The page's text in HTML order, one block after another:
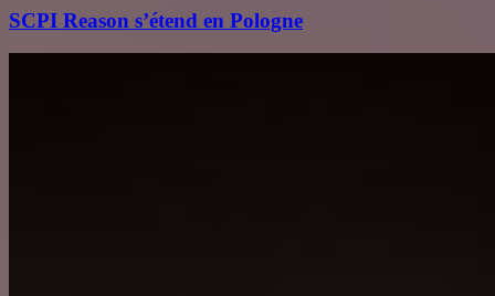
SCPI Reason s’étend en Pologne